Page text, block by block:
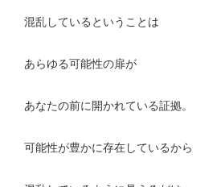
混乱しているということは
あらゆる可能性の扉が
あなたの前に開かれている証拠。
可能性が豊かに存在しているから